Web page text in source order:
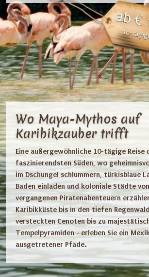
ab €
10-
Wo Maya-Mythos auf
Karibikzauber trifft
Eine außergewöhnliche 10-tägige Reise
faszinierendsten Süden, wo
im Dschungel schlummern, türkisblaue
Baden einladen und koloniale Städte
vergangenen Piratenabenteuern
Karibikküste bis in den tiefen
versteckten Cenoten bis zu
Tempelpyramiden - erleben Sie ein
ausgetretener Pfade.